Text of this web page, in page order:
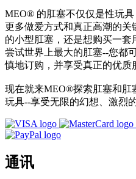
MEO® 的肛塞不仅仅是性玩具
更多做爱方式和真正高潮的
的小型肛塞，还是想购买一
尝试世界上最大的肛塞--您都
慎地订购，并享受真正的优质
现在就来MEO®探索肛塞和肛
玩具--享受无限的幻想、激烈
通讯